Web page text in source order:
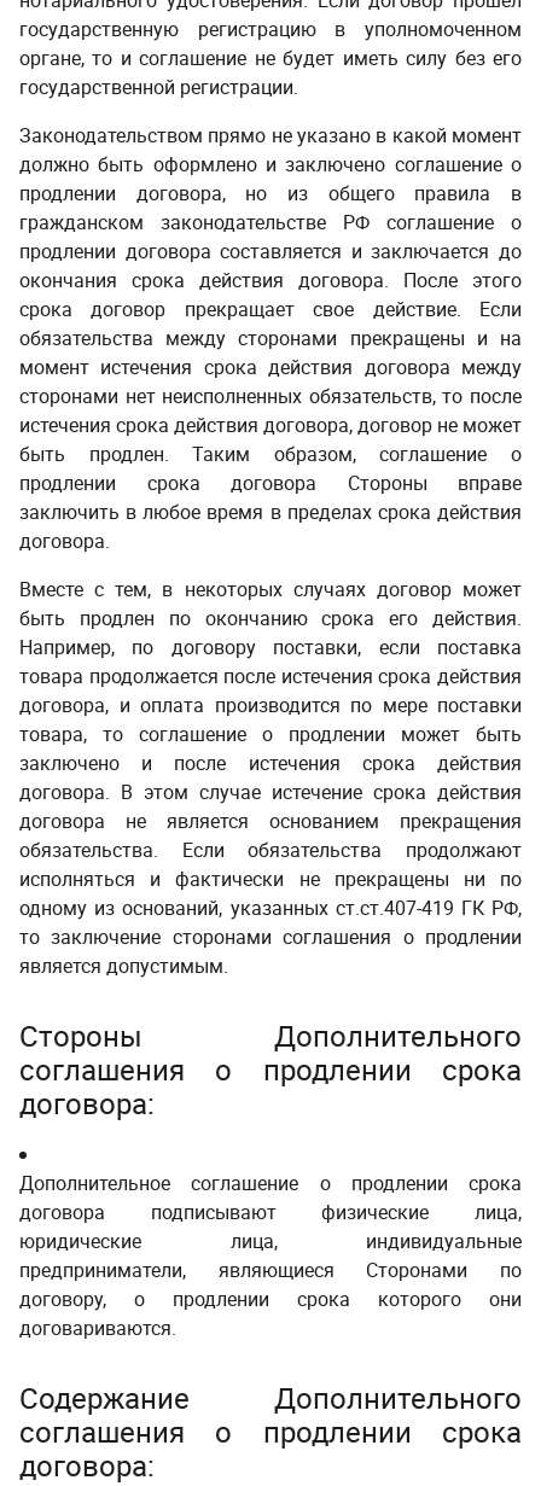
государственную регистрацию в уполномоченном
органе, то и соглашение не будет иметь силу без его
государственной регистрации.
Законодательством прямо не указано в какой момент
должно быть оформлено и заключено соглашение о
продлении договора, но из общего правила в
гражданском законодательстве РФ соглашение о
продлении договора составляется и заключается до
окончания срока действия договора. После этого
срока договор прекращает свое действие. Если
обязательства между сторонами прекращены и на
момент истечения срока действия договора между
сторонами нет неисполненных обязательств, то после
истечения срока действия договора, договор не может
быть продлен. Таким образом, соглашение о
продлении срока договора Стороны вправе
заключить в любое время в пределах срока действия
договора.
Вместе с тем, в некоторых случаях договор может
быть продлен по окончанию срока его действия.
Например, по договору поставки, если поставка
товара продолжается после истечения срока действия
договора, и оплата производится по мере поставки
товара, то соглашение о продлении может быть
заключено и после истечения срока действия
договора. В этом случае истечение срока действия
договора не является основанием прекращения
обязательства. Если обязательства продолжают
исполняться и фактически не прекращены ни по
одному из оснований, указанных ст.ст.407-419 ГК РФ,
то заключение сторонами соглашения о продлении
является допустимым.
Стороны Дополнительного
соглашения о продлении срока
договора:
Дополнительное соглашение о продлении срока
договора подписывают физические лица,
юридические лица, индивидуальные
предприниматели, являющиеся Сторонами по
договору, о продлении срока которого они
договариваются.
Содержание Дополнительного
соглашения о продлении срока
договора: